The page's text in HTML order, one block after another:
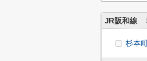
JR阪和線
杉本